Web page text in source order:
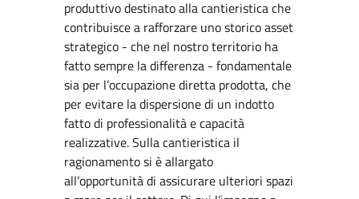
produttivo destinato alla cantieristica che
contribuisce a rafforzare uno storico asset
strategico - che nel nostro territorio ha
fatto sempre la differenza - fondamentale
sia per l’occupazione diretta prodotta, che
per evitare la dispersione di un indotto
fatto di professionalità e capacità
realizzative. Sulla cantieristica il
ragionamento si è allargato
all’opportunità di assicurare ulteriori spazi